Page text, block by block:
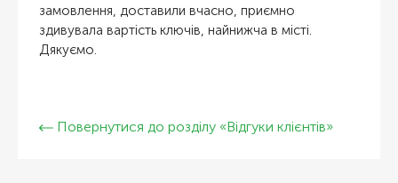
замовлення, доставили вчасно, приємно
здивувала вартість ключів, найнижча в місті.
Дякуємо.
Повернутися до розділу «Відгуки клієнтів»